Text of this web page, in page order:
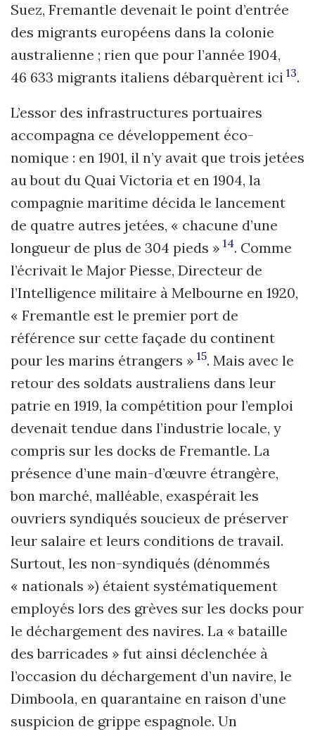
Suez, Fremantle devenait le point d’entrée
des migrants européens dans la colonie
australienne ; rien que pour l’année 1904,
46 633 migrants italiens débarquèrent ici 13.
L’essor des infrastructures portuaires
accompagna ce développement éco­
nomique : en 1901, il n’y avait que trois jetées
au bout du Quai Victoria et en 1904, la
compagnie maritime décida le lancement
de quatre autres jetées, « chacune d’une
longueur de plus de 304 pieds » 14. Comme
l’écrivait le Major Piesse, Directeur de
l’Intelligence militaire à Melbourne en 1920,
« Fremantle est le premier port de
référence sur cette façade du continent
pour les marins étrangers » 15. Mais avec le
retour des soldats australiens dans leur
patrie en 1919, la compétition pour l’emploi
devenait tendue dans l’industrie locale, y
compris sur les docks de Fremantle. La
présence d’une main-d’œuvre étrangère,
bon marché, malléable, exaspérait les
ouvriers syndiqués soucieux de préserver
leur salaire et leurs conditions de travail.
Surtout, les non-syndiqués (dénommés
« nationals ») étaient systématiquement
employés lors des grèves sur les docks pour
le déchargement des navires. La « bataille
des barricades » fut ainsi déclenchée à
l’occasion du déchargement d’un navire, le
Dimboola, en quarantaine en raison d’une
suspicion de grippe espagnole. Un